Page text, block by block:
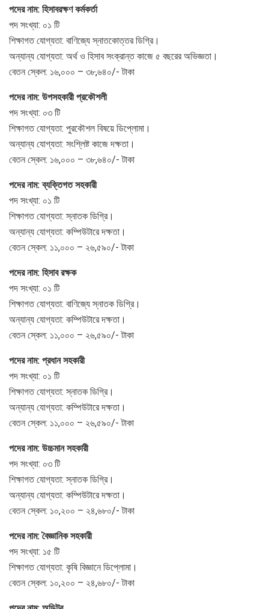
পদের নাম: হিসাবরক্ষণ কর্মকর্তা
পদ সংখ্যা: ০১ টি
শিক্ষাগত যোগ্যতা: বাণিজ্যে স্নাতকোত্তর ডিগ্রি।
অন্যান্য যোগ্যতা: অর্থ ও হিসাব সংক্রান্ত কাজে ৫ বছরের অভিজ্ঞতা।
বেতন স্কেল: ১৬,০০০ – ৩৮,৬৪০/- টাকা
পদের নাম: উপসহকারী প্রকৌশলী
পদ সংখ্যা: ০৩ টি
শিক্ষাগত যোগ্যতা: পুরকৌশল বিষয়ে ডিপ্লোমা।
অন্যান্য যোগ্যতা: সংশ্লিষ্ট কাজে দক্ষতা।
বেতন স্কেল: ১৬,০০০ – ৩৮,৬৪০/- টাকা
পদের নাম: ব্যক্তিগত সহকারী
পদ সংখ্যা: ০১ টি
শিক্ষাগত যোগ্যতা: স্নাতক ডিগ্রি।
অন্যান্য যোগ্যতা: কম্পিউটারে দক্ষতা।
বেতন স্কেল: ১১,০০০ – ২৬,৫৯০/- টাকা
পদের নাম: হিসাব রক্ষক
পদ সংখ্যা: ০১ টি
শিক্ষাগত যোগ্যতা: বাণিজ্যে স্নাতক ডিগ্রি।
অন্যান্য যোগ্যতা: কম্পিউটারে দক্ষতা।
বেতন স্কেল: ১১,০০০ – ২৬,৫৯০/- টাকা
পদের নাম: প্রধান সহকারী
পদ সংখ্যা: ০১ টি
শিক্ষাগত যোগ্যতা: স্নাতক ডিগ্রি।
অন্যান্য যোগ্যতা: কম্পিউটারে দক্ষতা।
বেতন স্কেল: ১১,০০০ – ২৬,৫৯০/- টাকা
পদের নাম: উচ্চমান সহকারী
পদ সংখ্যা: ০৩ টি
শিক্ষাগত যোগ্যতা: স্নাতক ডিগ্রি।
অন্যান্য যোগ্যতা: কম্পিউটারে দক্ষতা।
বেতন স্কেল: ১০,২০০ – ২৪,৬৮০/- টাকা
পদের নাম: বৈজ্ঞানিক সহকারী
পদ সংখ্যা: ১৫ টি
শিক্ষাগত যোগ্যতা: কৃষি বিজ্ঞানে ডিপ্লোমা।
বেতন স্কেল: ১০,২০০ – ২৪,৬৮০/- টাকা